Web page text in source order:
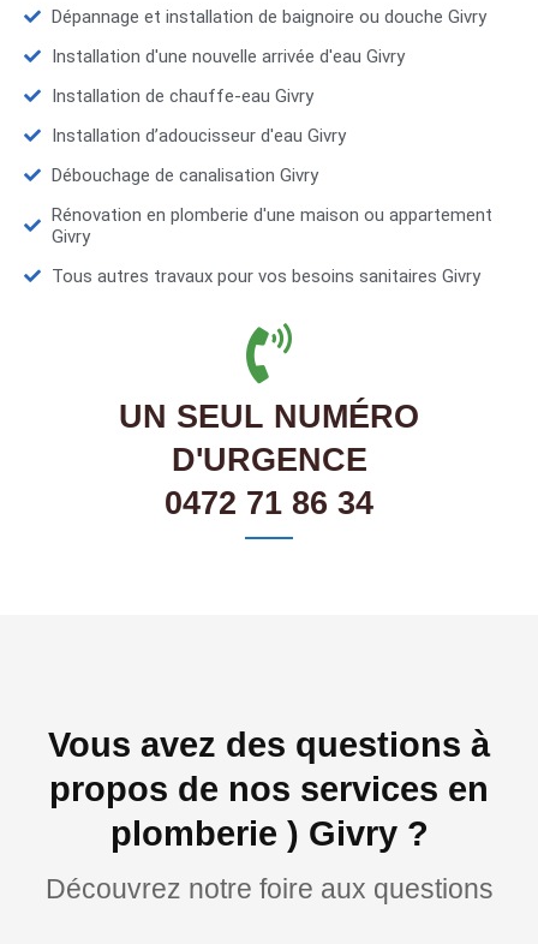
Dépannage et installation de baignoire ou douche Givry
Installation d'une nouvelle arrivée d'eau Givry
Installation de chauffe-eau Givry
Installation d’adoucisseur d'eau Givry
Débouchage de canalisation Givry
Rénovation en plomberie d'une maison ou appartement
Givry
Tous autres travaux pour vos besoins sanitaires Givry
UN SEUL NUMÉRO
D'URGENCE
0472 71 86 34
Vous avez des questions à
propos de nos services en
plomberie ) Givry ?
Découvrez notre foire aux questions